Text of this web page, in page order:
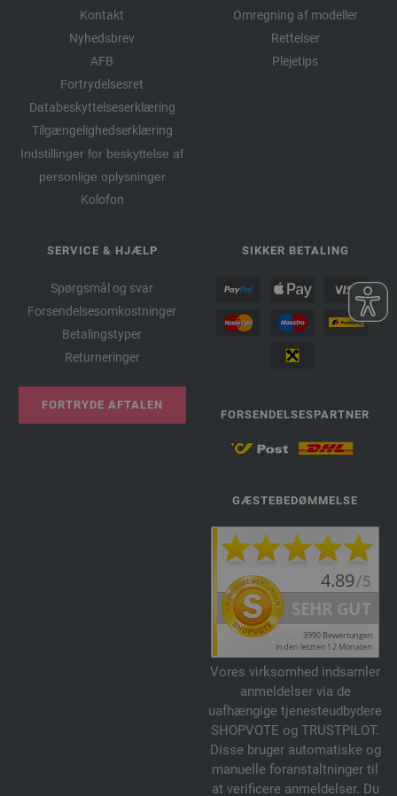
Kontakt
Nyhedsbrev
AFB
Fortrydelsesret
Databeskyttelseserklæring
Tilgængelighedserklæring
Indstillinger for beskyttelse af
personlige oplysninger
Kolofon
Omregning af modeller
Rettelser
Plejetips
SERVICE & HJÆLP
Spørgsmål og svar
Forsendelsesomkostninger
Betalingstyper
Returneringer
FORTRYDE AFTALEN
SIKKER BETALING
FORSENDELSESPARTNER
GÆSTEBEDØMMELSE
Vores virksomhed indsamler
anmeldelser via de
uafhængige tjenesteudbydere
SHOPVOTE og TRUSTPILOT.
Disse bruger automatiske og
manuelle foranstaltninger til
at verificere anmeldelser. Du